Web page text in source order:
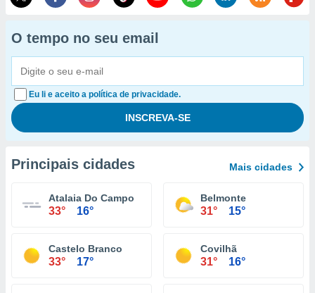
O tempo no seu email
Eu li e aceito a política de privacidade.
Principais cidades Mais cidades
Atalaia Do Campo
33° 16°
Belmonte
31° 15°
Castelo Branco
33° 17°
Covilhã
31° 16°